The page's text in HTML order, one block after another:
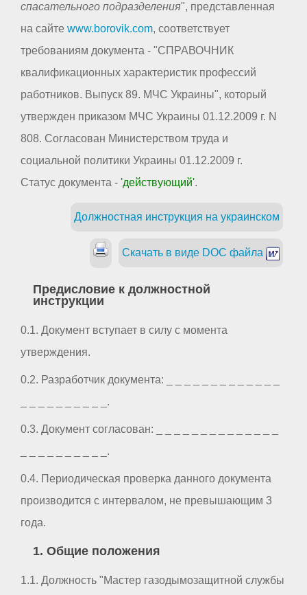
спасательного подразделения", представленная
на сайте www.borovik.com, соответствует
требованиям документа - "СПРАВОЧНИК
квалификационных характеристик профессий
работников. Выпуск 89. МЧС Украины", который
утвержден приказом МЧС Украины 01.12.2009 г. N
808. Согласован Министерством труда и
социальной политики Украины 01.12.2009 г.
Статус документа - 'действующий'.
Должностная инструкция на украинском
Скачать в виде DOC файла
Предисловие к должностной
инструкции
0.1. Документ вступает в силу с момента
утверждения.
0.2. Разработчик документа: _ _ _ _ _ _ _ _ _ _ _ _ _
_ _ _ _ _ _ _ _ _ _.
0.3. Документ согласован: _ _ _ _ _ _ _ _ _ _ _ _ _ _
_ _ _ _ _ _ _ _ _ _.
0.4. Периодическая проверка данного документа
производится с интервалом, не превышающим 3
года.
1. Общие положения
1.1. Должность "Мастер газодымозащитной службы